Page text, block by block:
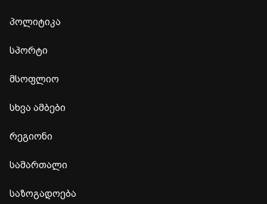
პოლიტიკა
სპორტი
მსოფლიო
სხვა ამბები
რეგიონი
სამართალი
საზოგადოება